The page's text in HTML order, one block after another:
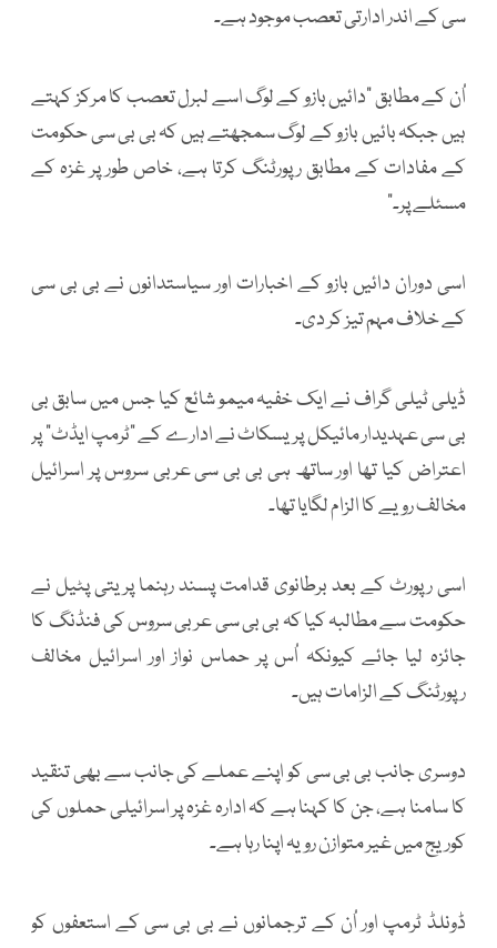
سی کے اندر ادارتی تعصب موجود ہے۔
اُن کے مطابق “دائیں بازو کے لوگ اسے لبرل تعصب کا مرکز کہتے
ہیں جبکہ بائیں بازو کے لوگ سمجھتے ہیں کہ بی بی سی حکومت
کے مفادات کے مطابق رپورٹنگ کرتا ہے، خاص طور پر غزہ کے
مسئلے پر۔”
اسی دوران دائیں بازو کے اخبارات اور سیاستدانوں نے بی بی سی
کے خلاف مہم تیز کر دی۔
ڈیلی ٹیلی گراف نے ایک خفیہ میمو شائع کیا جس میں سابق بی
بی سی عہدیدار مائیکل پریسکاٹ نے ادارے کے “ٹرمپ ایڈٹ” پر
اعتراض کیا تھا اور ساتھ ہی بی بی سی عربی سروس پر اسرائیل
مخالف رویے کا الزام لگایا تھا۔
اسی رپورٹ کے بعد برطانوی قدامت پسند رہنما پریتی پٹیل نے
حکومت سے مطالبہ کیا کہ بی بی سی عربی سروس کی فنڈنگ کا
جائزہ لیا جائے کیونکہ اُس پر حماس نواز اور اسرائیل مخالف
رپورٹنگ کے الزامات ہیں۔
دوسری جانب بی بی سی کو اپنے عملے کی جانب سے بھی تنقید
کا سامنا ہے، جن کا کہنا ہے کہ ادارہ غزہ پر اسرائیلی حملوں کی
کوریج میں غیر متوازن رویہ اپنا رہا ہے۔
ڈونلڈ ٹرمپ اور اُن کے ترجمانوں نے بی بی سی کے استعفوں کو